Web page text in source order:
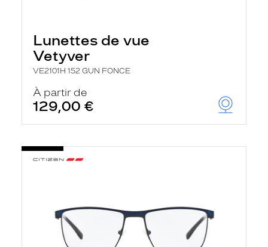
Lunettes de vue
Vetyver
VE2101H 152 GUN FONCE
À partir de
129,00 €